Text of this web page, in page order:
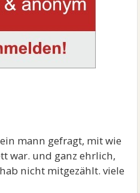
mann gefragt, mit wie
war. und ganz ehrlich,
nicht mitgezählt. viele